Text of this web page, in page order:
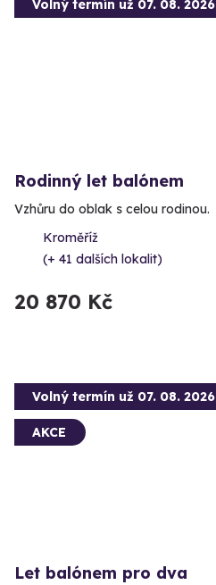
Volný termín už 07. 08. 2026
Rodinný let balónem
Vzhůru do oblak s celou rodinou.
Kroměříž
(+ 41 dalších lokalit)
20 870 Kč
Volný termín už 07. 08. 2026
AKCE
Let balónem pro dva